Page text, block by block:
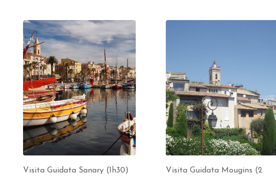
Visita Guidata Sanary (1h30)
Visita Guidata Mougins (2